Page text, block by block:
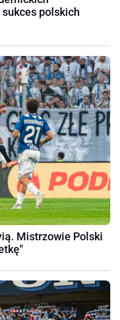
polskich
Mistrzowie Polski